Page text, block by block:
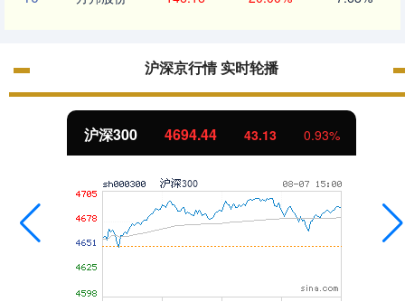
沪深京行情 实时轮播
沪深300 4694.44 43.13 0.93%